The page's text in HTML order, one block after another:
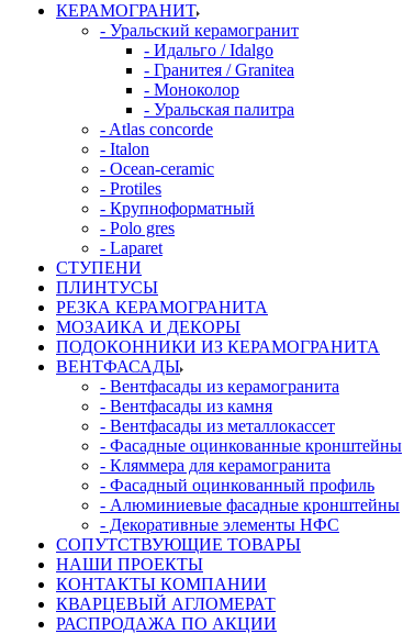
КЕРАМОГРАНИТ
- Уральский керамогранит
- Идальго / Idalgo
- Гранитея / Granitea
- Моноколор
- Уральская палитра
- Atlas concorde
- Italon
- Ocean-ceramic
- Protiles
- Крупноформатный
- Polo gres
- Laparet
СТУПЕНИ
ПЛИНТУСЫ
РЕЗКА КЕРАМОГРАНИТА
МОЗАИКА И ДЕКОРЫ
ПОДОКОННИКИ ИЗ КЕРАМОГРАНИТА
ВЕНТФАСАДЫ
- Вентфасады из керамогранита
- Вентфасады из камня
- Вентфасады из металлокассет
- Фасадные оцинкованные кронштейны
- Кляммера для керамогранита
- Фасадный оцинкованный профиль
- Алюминиевые фасадные кронштейны
- Декоративные элементы НФС
СОПУТСТВУЮЩИЕ ТОВАРЫ
НАШИ ПРОЕКТЫ
КОНТАКТЫ КОМПАНИИ
КВАРЦЕВЫЙ АГЛОМЕРАТ
РАСПРОДАЖА ПО АКЦИИ